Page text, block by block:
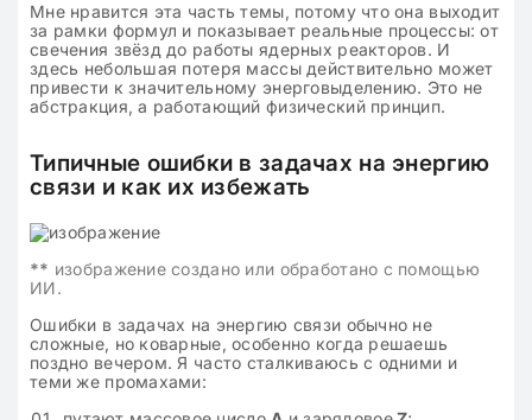
Мне нравится эта часть темы, потому что она выходит
за рамки формул и показывает реальные процессы: от
свечения звёзд до работы ядерных реакторов. И
здесь небольшая потеря массы действительно может
привести к значительному энерговыделению. Это не
абстракция, а работающий физический принцип.
Типичные ошибки в задачах на энергию
связи и как их избежать
** изображение создано или обработано с помощью
ИИ.
Ошибки в задачах на энергию связи обычно не
сложные, но коварные, особенно когда решаешь
поздно вечером. Я часто сталкиваюсь с одними и
теми же промахами: